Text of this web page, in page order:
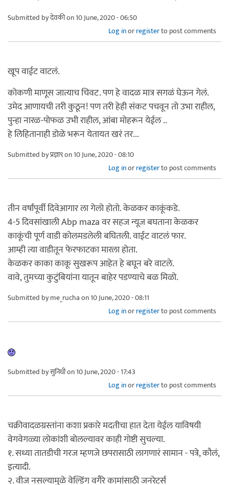
Submitted byदेवकीon 10 June, 2020 - 06:50
Log inorregisterto post comments
खूप वाईट वाटलं.
कोकणी माणूस जात्याच चिवट. पण हे वादळ मात्र सगळं घेऊन गेलं.
उमेद आणायची तरी कुठून! पण तरी हेही संकट पचवून तो उभा राहील,
पुन्हा नारळ-पोफळ उभी राहील, आंबा मोहरून येईल ..
हे लिहितानाही डोळे भरून येतायत खरं तर...
Submitted byप्रज्ञा९on 10 June, 2020 - 08:10
Log inorregisterto post comments
तीन वर्षांपूर्वी दिवेआगार ला गेलो होतो. केळकर काकूंकडे.
4-5 दिवसांखाली Abp maza वर सहज न्यूज बघताना केळकर
काकूंची पूर्ण वाडी कोलमडलेली बघितली. वाईट वाटलं फार.
आम्ही त्या वाडीतून फेरफाटका मारला होता.
केळकर काका काकू सुखरूप आहेत हे बघून बरे वाटले.
वावे, तुमच्या कुटुंबियांना यातून बाहेर पडण्याचे बळ मिळो.
Submitted byme_ruchaon 10 June, 2020 - 08:11
Log inorregisterto post comments
Submitted byसुनिधीon 10 June, 2020 - 17:43
Log inorregisterto post comments
चक्रीवादळग्रस्तांना कशा प्रकारे मदतीचा हात देता येईल याविषयी
वेगवेगळ्या लोकांशी बोलल्यावर काही गोष्टी सुचल्या.
१. सध्या तातडीची गरज म्हणजे छपरासाठी लागणारं सामान - पत्रे, कौलं,
इत्यादी.
२. वीज नसल्यामुळे वेल्डिंग वगैरे कामांसाठी जनरेटर्स